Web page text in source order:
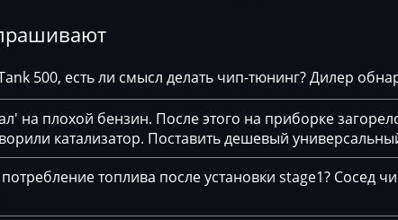
BOSCH MD1CS004
Bosch ME(D)7.1.x
Bosch ME(D)7.5.x
Bosch ME17.5.6
500, есть ли смысл делать чип-тюнинг? Дилер
на плохой бензин. После этого на приборке
катализатор. Поставить дешевый
топлива после установки stage1? Сосед